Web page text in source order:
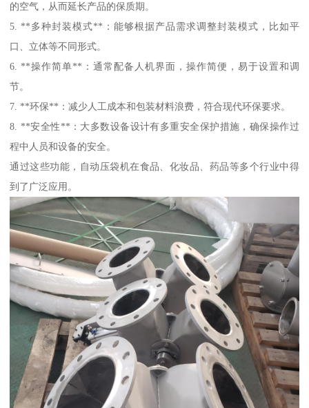
的空气，从而延长产品的保质期。
5. **多种封装模式**：能够根据产品需求调整封装模式，比如平
口、立体等不同形式。
6. **操作简单**：通常配备人机界面，操作简便，易于设置和调
节。
7. **环保**：减少人工成本和包装材料浪费，符合现代环保要求。
8. **安全性**：大多数设备设计有多重安全保护措施，确保操作过
程中人员和设备的安全。
通过这些功能，自动压袋机在食品、化妆品、药品等多个行业中得
到了广泛应用。